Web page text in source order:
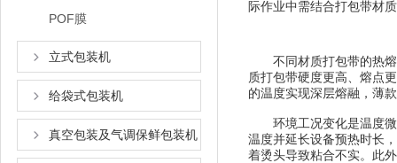
POF膜
立式包装机
给袋式包装机
真空包装及气调保鲜包装机
际作业中需结合打包带材
不同材质打包带的热熔
质打包带硬度更高、熔点
的温度实现深层熔融，薄
环境工况变化是温度微
温度并延长设备预热时长
着烫头导致粘合不实。此